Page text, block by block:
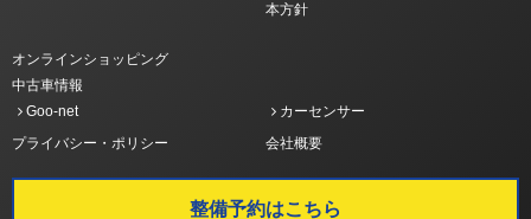
本方針
オンラインショッピング
中古車情報
Goo-net
カーセンサー
プライバシー・ポリシー
会社概要
整備予約はこちら